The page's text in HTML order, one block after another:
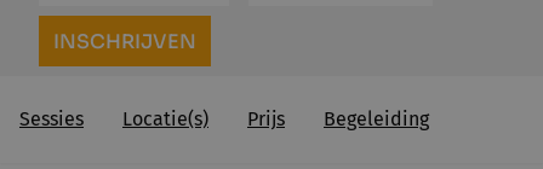
INSCHRIJVEN
Sessies Locatie(s) Prijs Begeleiding